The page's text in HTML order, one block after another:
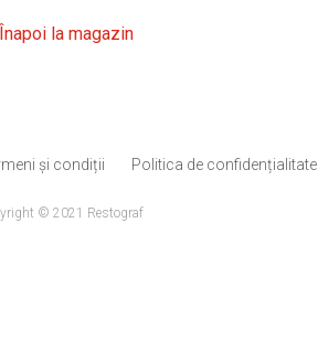
Înapoi la magazin
și condiții Politica de confidențialitate
© 2021 Restograf